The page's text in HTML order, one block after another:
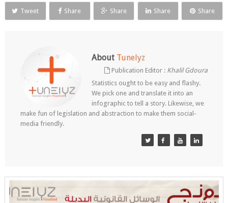
Tweet Share Share Share Share
About Tunelyz
Publication Editor : Khalil Gdoura
Statistics ought to be easy and flashy.
We pick one and translate it into an
infographic to tell a story. Likewise, we
make fun of legislation and abstraction to make them social-
media friendly.